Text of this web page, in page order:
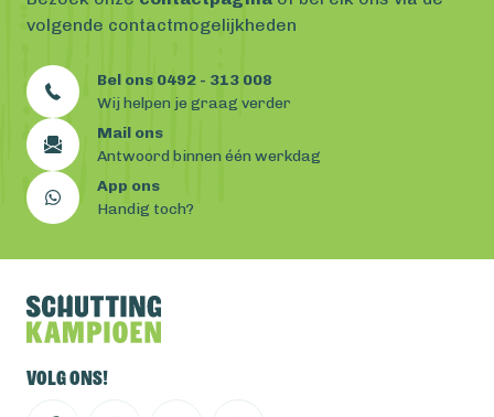
volgende contactmogelijkheden
Bel ons 0492 - 313 008
Wij helpen je graag verder
Mail ons
Antwoord binnen één werkdag
App ons
Handig toch?
Volg ons!